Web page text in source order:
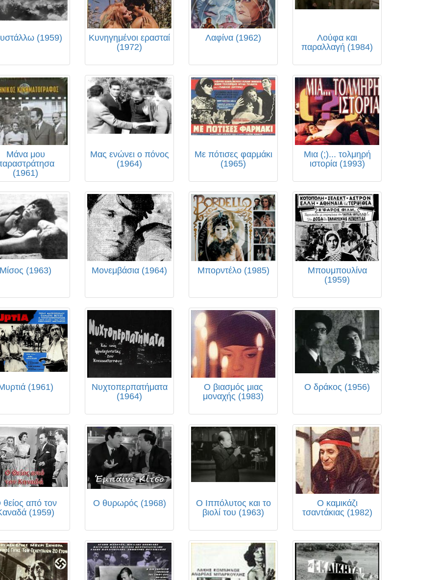
(1959)
Κυνηγημένοι ερασταί
(1972)
Λαφίνα (1962)
Λούφα και
παραλλαγή (1984)
Μάνα μου
(1961)
Μας ενώνει ο πόνος
(1964)
Με πότισες φαρμάκι
(1965)
Μια (;)... τολμηρή
ιστορία (1993)
Μίσος (1963) Μονεμβάσια (1964) Μπορντέλο (1985)
Μπουμπουλίνα
(1959)
(1961)
Νυχτοπερπατήματα
(1964)
Ο βιασμός μιας
μοναχής (1983)
Ο δράκος (1956)
από τον
(1959)
Ο θυρωρός (1968)
Ο Ιππόλυτος και το
βιολί του (1963)
Ο καμικάζι
τσαντάκιας (1982)